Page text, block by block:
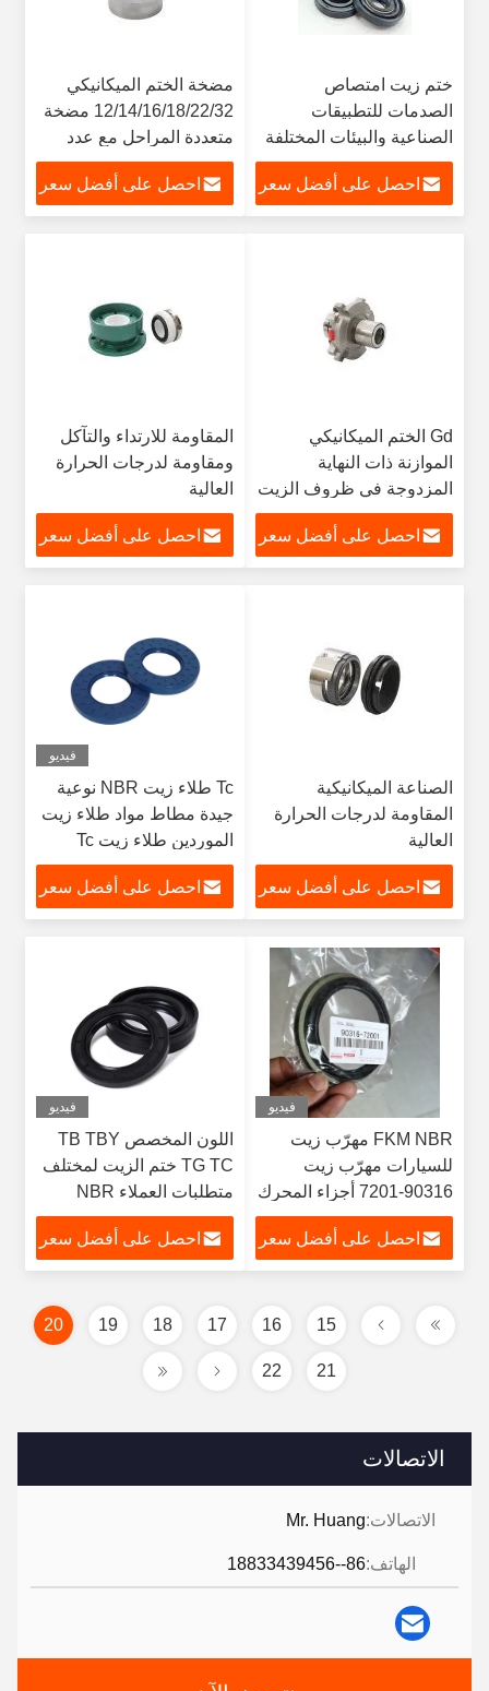
الاتصالات
الاتصالات:Mr. Huang
الهاتف:86--18833439456
ختم زيت امتصاص
الصدمات للتطبيقات
الصناعية والبيئات المختلفة
مع المعايير
احصل على أفضل سعر
مضخة الختم الميكانيكي
12/14/16/18/22/32 مضخة
متعددة المراحل مع عدد
كبير من الختم الميكانيكي
احصل على أفضل سعر
Gd الختم الميكانيكي
الموازنة ذات النهاية
المزدوجة في ظروف الزيت
الحراري عالية الحرارة
احصل على أفضل سعر
المقاومة للارتداء والتآكل
ومقاومة لدرجات الحرارة
العالية
احصل على أفضل سعر
الصناعة الميكانيكية
المقاومة لدرجات الحرارة
العالية
احصل على أفضل سعر
فيديو
Tc طلاء زيت NBR نوعية
جيدة مطاط مواد طلاء زيت
الموردين طلاء زيت Tc
احصل على أفضل سعر
فيديو
FKM NBR مهرّب زيت
للسيارات مهرّب زيت
90316-7201 أجزاء المحرك
احصل على أفضل سعر
فيديو
اللون المخصص TB TBY
TG TC ختم الزيت لمختلف
متطلبات العملاء NBR
FKM ACM FPM
احصل على أفضل سعر
15
16
17
18
19
20
21
22